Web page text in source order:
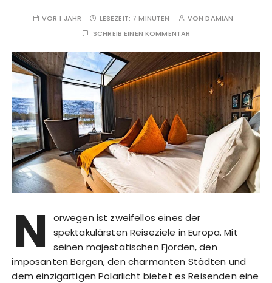
VOR 1 JAHR LESEZEIT: 7 MINUTEN VONDAMIAN
SCHREIB EINEN KOMMENTAR
N
orwegen ist zweifellos eines der
spektakulärsten Reiseziele in Europa. Mit
seinen majestätischen Fjorden, den
imposanten Bergen, den charmanten Städten und
dem einzigartigen Polarlicht bietet es Reisenden eine